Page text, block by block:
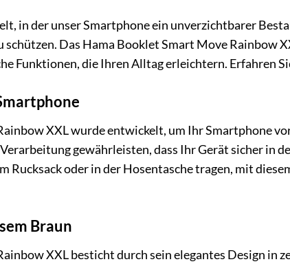
in der unser Smartphone ein unverzichtbarer
Das Hama Booklet Smart Move Rainbow
Funktionen, die Ihren Alltag erleichtern. Erfahren
XXL wurde entwickelt, um Ihr Smartphone
gewährleisten, dass Ihr Gerät sicher in
Rucksack oder in der Hosentasche tragen, mit
Braun
XXL besticht durch sein elegantes Design in